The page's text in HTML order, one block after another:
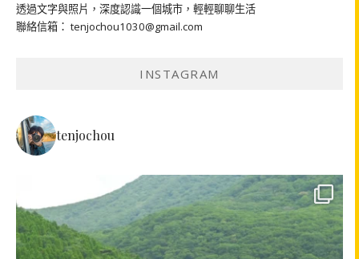
透過文字與照片，深度認識一個城市，輕輕聊聊生活
聯絡信箱： tenjochou1030@gmail.com
INSTAGRAM
tenjochou